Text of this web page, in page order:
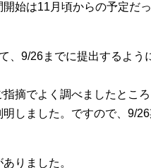
始は11月頃からの予定だ
、9/26までに提出するよう
摘でよく調べましたとこ
しました。ですので、9/
りました。